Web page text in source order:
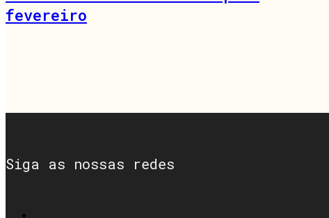
fevereiro
Siga as nossas redes